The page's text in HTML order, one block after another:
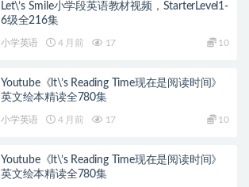
Let\’s Smile小学段英语教材视频，StarterLevel1-
6级全216集
小学英语 4 月前 17 10
Youtube《lt\’s Reading Time现在是阅读时间》
英文绘本精读全780集
小学英语 4 月前 17 10
Youtube《lt\’s Reading Time现在是阅读时间》
英文绘本精读全780集